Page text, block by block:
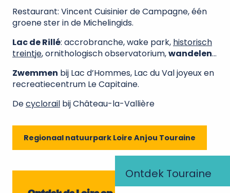
Ontdek Touraine
Restaurant: Vincent Cuisinier de Campagne, één
groene ster in de Michelingids.
Lac de Rillé: accrobranche, wake park, historisch
treintje, ornithologisch observatorium,wandelen…
Zwemmen bij Lac d’Hommes, Lac du Val joyeux en
recreatiecentrum Le Capitaine.
Decyclorail bij Château-la-Vallière
Regionaal natuurpark Loire Anjou Touraine